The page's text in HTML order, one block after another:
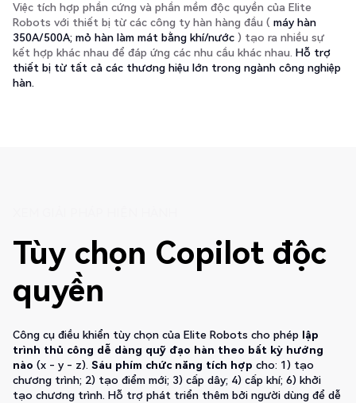
Việc tích hợp phần cứng và phần mềm độc quyền của Elite
Robots với thiết bị từ các công ty hàn hàng đầu ( máy hàn
350A/500A; mỏ hàn làm mát bằng khí/nước) tạo ra nhiều sự
kết hợp khác nhau để đáp ứng các nhu cầu khác nhau. Hỗ trợ
thiết bị từ tất cả các thương hiệu lớn trong ngành công nghiệp
hàn.
Tùy chọn Copilot độc
quyền
Công cụ điều khiển tùy chọn của Elite Robots cho phép lập
trình thủ công dễ dàng quỹ đạo hàn theo bất kỳ hướng
nào (x - y - z). Sáu phím chức năng tích hợp cho: 1) tạo
chương trình; 2) tạo điểm mới; 3) cấp dây; 4) cấp khí; 6) khởi
tạo chương trình. Hỗ trợ phát triển thêm bởi người dùng để dễ